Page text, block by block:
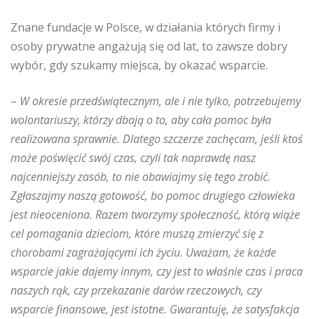
Znane fundacje w Polsce, w działania których firmy i
osoby prywatne angażują się od lat, to zawsze dobry
wybór, gdy szukamy miejsca, by okazać wsparcie.
– W okresie przedświątecznym, ale i nie tylko, potrzebujemy
wolontariuszy, którzy dbają o to, aby cała pomoc była
realizowana sprawnie. Dlatego szczerze zachęcam, jeśli ktoś
może poświęcić swój czas, czyli tak naprawdę nasz
najcenniejszy zasób, to nie obawiajmy się tego zrobić.
Zgłaszajmy naszą gotowość, bo pomoc drugiego człowieka
jest nieoceniona. Razem tworzymy społeczność, którą wiąże
cel pomagania dzieciom, które muszą zmierzyć się z
chorobami zagrażającymi ich życiu. Uważam, że każde
wsparcie jakie dajemy innym, czy jest to właśnie czas i praca
naszych rąk, czy przekazanie darów rzeczowych, czy
wsparcie finansowe, jest istotne. Gwarantuję, że satysfakcja